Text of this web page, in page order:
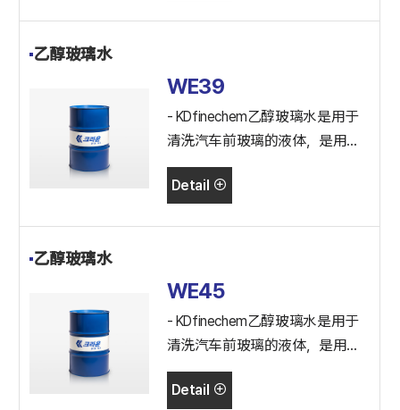
乙醇玻璃水
WE39
- KDfinechem乙醇玻璃水是用于
清洗汽车前玻璃的液体，是用乙
醇、表面活性剂、防金属腐蚀剂
制作的玻璃水。
Detail
乙醇玻璃水
WE45
- KDfinechem乙醇玻璃水是用于
清洗汽车前玻璃的液体，是用乙
醇、表面活性剂、防金属腐蚀剂
制作的玻璃水。
Detail